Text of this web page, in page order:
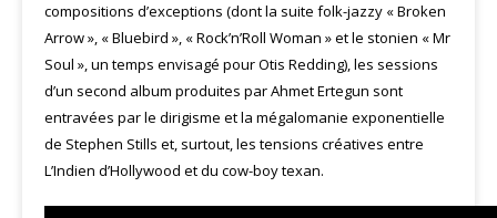
compositions d’exceptions (dont la suite folk-jazzy « Broken
Arrow », « Bluebird », « Rock’n’Roll Woman » et le stonien « Mr
Soul », un temps envisagé pour Otis Redding), les sessions
d’un second album produites par Ahmet Ertegun sont
entravées par le dirigisme et la mégalomanie exponentielle
de Stephen Stills et, surtout, les tensions créatives entre
L’Indien d’Hollywood et du cow-boy texan.